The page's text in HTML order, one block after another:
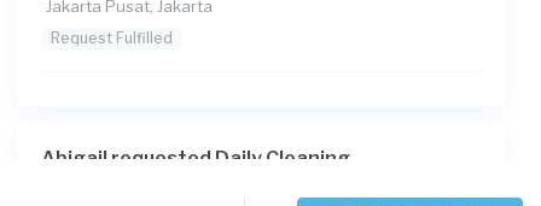
Jakarta Pusat, Jakarta
Request Fulfilled
Abigail requested Daily Cleaning